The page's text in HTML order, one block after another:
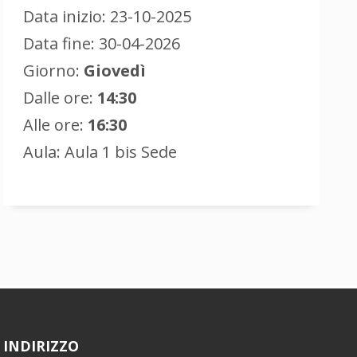
Data inizio: 23-10-2025
Data fine: 30-04-2026
Giorno: Giovedì
Dalle ore: 14:30
Alle ore: 16:30
Aula: Aula 1 bis Sede
INDIRIZZO